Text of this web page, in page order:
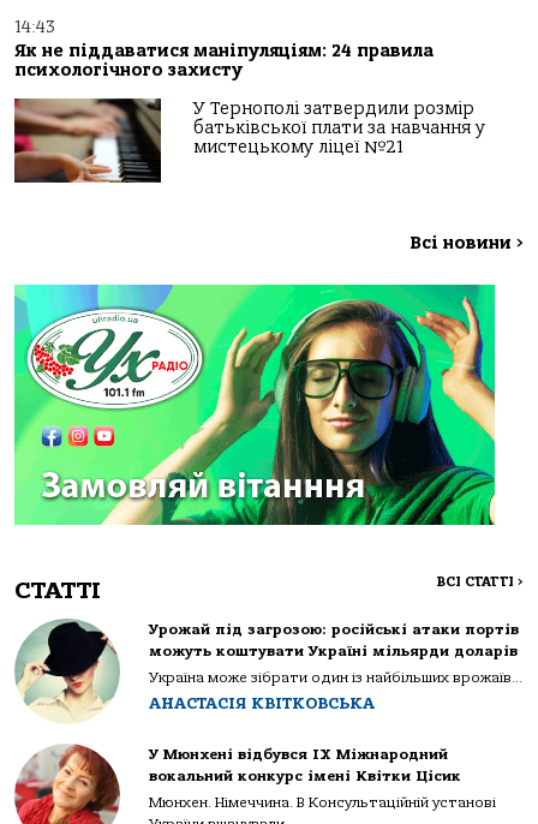
14:43
Як не піддаватися маніпуляціям: 24 правила
психологічного захисту
У Тернополі затвердили розмір
батьківської плати за навчання у
мистецькому ліцеї №21
Всі новини >
СТАТТІ ВСІ СТАТТІ >
Урожай під загрозою: російські атаки портів
можуть коштувати Україні мільярди доларів
Україна може зібрати один із найбільших врожаїв...
АНАСТАСІЯ КВІТКОВСЬКА
У Мюнхені відбувся IX Міжнародний
вокальний конкурс імені Квітки Цісик
Мюнхен. Німеччина. В Консультаційній установі